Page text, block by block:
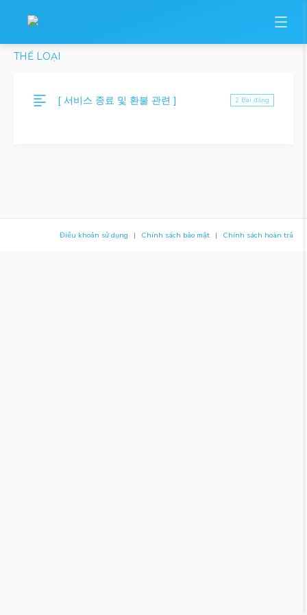
THỂ LOẠI
[ 서비스 종료 및 환불 관련 ] 2 Bài đăng
Điều khoản sử dụng Chính sách bảo mật Chính sách hoàn trả